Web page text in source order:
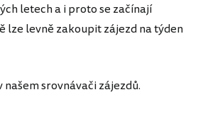
letech a i proto se začínají
levně zakoupit zájezd na týden
našem srovnávači zájezdů.